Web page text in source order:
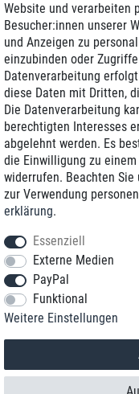
*Sie erreichen uns zum
© 2018
Website und verarbeiten
Besucher:innen unserer
und Anzeigen zu
einzubinden oder
Datenverarbeitung
diese Daten mit Dritten,
Die Datenverarbeitung
berechtigten Interesses
abgelehnt werden. Es
die Einwilligung zu
widerrufen. Beachten Sie
zur Verwendung
erklärung.
Essenziell
Externe Medien
PayPal
Funktional
Weitere Einstellungen